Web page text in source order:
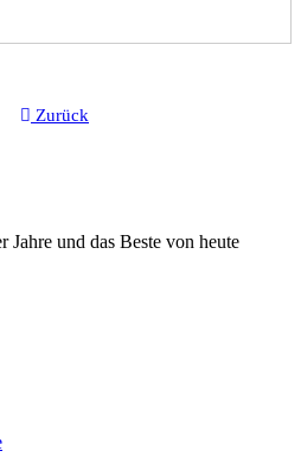
Zurück
Jahre und das Beste von heute